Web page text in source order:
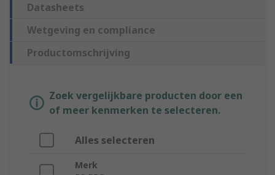
Datasheets
Wetgeving en compliance
Productomschrijving
Zoek vergelijkbare producten door een
of meer kenmerken te selecteren.
Alles selecteren
Merk